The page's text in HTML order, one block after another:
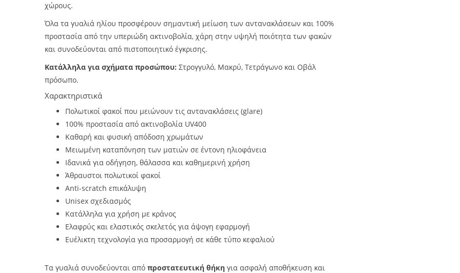
χώρους.
Όλα τα γυαλιά ηλίου προσφέρουν σημαντική μείωση των αντανακλάσεων και 100%
προστασία από την υπεριώδη ακτινοβολία, χάρη στην υψηλή ποιότητα των φακών
και συνοδεύονται από πιστοποιητικό έγκρισης.
Κατάλληλα για σχήματα προσώπου: Στρογγυλό, Μακρύ, Τετράγωνο και Οβάλ
πρόσωπο.
Χαρακτηριστικά
Πολωτικοί φακοί που μειώνουν τις αντανακλάσεις (glare)
100% προστασία από ακτινοβολία UV400
Καθαρή και φυσική απόδοση χρωμάτων
Μειωμένη καταπόνηση των ματιών σε έντονη ηλιοφάνεια
Ιδανικά για οδήγηση, θάλασσα και καθημερινή χρήση
Άθραυστοι πολωτικοί φακοί
Anti-scratch επικάλυψη
Unisex σχεδιασμός
Κατάλληλα για χρήση με κράνος
Ελαφρύς και ελαστικός σκελετός για άψογη εφαρμογή
Ευέλικτη τεχνολογία για προσαρμογή σε κάθε τύπο κεφαλιού
Τα γυαλιά συνοδεύονται από προστατευτική θήκη για ασφαλή αποθήκευση και